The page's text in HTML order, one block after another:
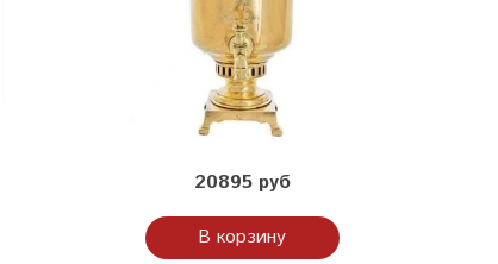
20895 руб
В корзину